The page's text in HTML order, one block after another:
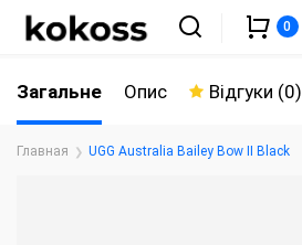
0
Главная UGG Australia Bailey Bow II Black
Загальне Опис Відгуки (0)